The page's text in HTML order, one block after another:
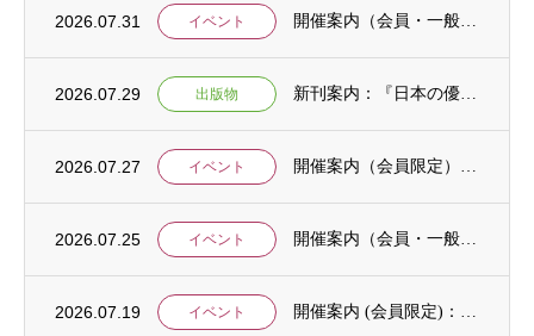
2026.07.31 イベント
2026.07.29 出版物
2026.07.27 イベント
2026.07.25 イベント
2026.07.19 イベント